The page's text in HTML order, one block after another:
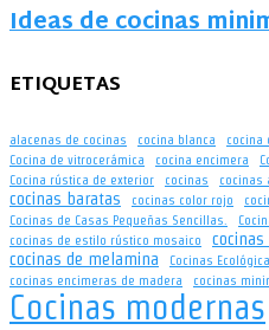
Ideas de cocinas
ETIQUETAS
alacenas de cocinas cocina blanca cocina
Cocina de vitrocerámica
cocina encimera
Cocina rústica de exterior
cocinas cocinas
cocinas baratas
cocinas color rojo
Cocinas de Casas Pequeñas Sencillas.
cocinas de estilo rústico mosaico
cocinas
cocinas de melamina Cocinas
cocinas encimeras de madera
cocinas
Cocinas modernas